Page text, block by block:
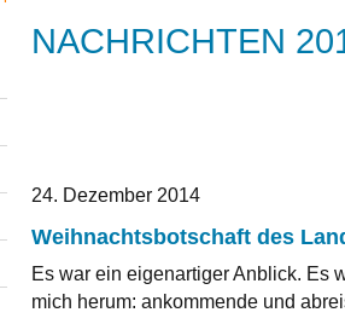
NACHRICHTEN
24. Dezember 2014
Weihnachtsbotschaft des
Es war ein eigenartiger Anblick. Es
mich herum: ankommende und